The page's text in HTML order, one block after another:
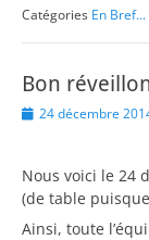
Catégories En Bref...
Bon
Posted
24 décembre
Nous voici le 24
(de table
Ainsi, toute